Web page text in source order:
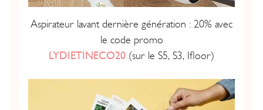
Aspirateur lavant dernière génération : 20% avec
le code promo
LYDIETINECO20 (sur le S5, S3, Ifloor)